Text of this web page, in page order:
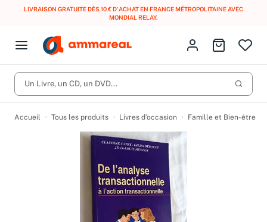
LIVRAISON GRATUITE DÈS 10 € D'ACHAT EN FRANCE MÉTROPOLITAINE AVEC
MONDIAL RELAY.
Open menu
Fermer le menu
CD d'occasion
Vinyles d'occasion
Meilleures ventes
Produits Catégories
Vous n'avez pas trouvé l'article que vous cherchiez ?
Activez les notifications dans votre compte pour être alerté dès
Identifiez-vous
Aller au
Un Livre, un CD, un DVD...
Accueil Tous les produits Livres d’occasion Famille et Bien-être